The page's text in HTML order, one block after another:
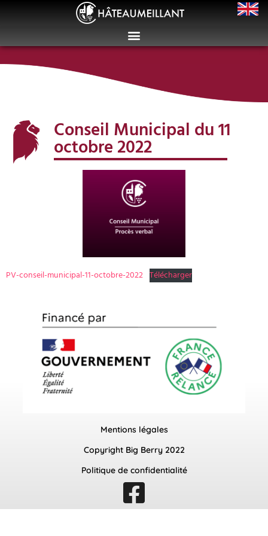
Conseil Municipal du 11
octobre 2022
PV-conseil-municipal-11-octobre-2022 Télécharger
Mentions légales
Copyright Big Berry 2022
Politique de confidentialité